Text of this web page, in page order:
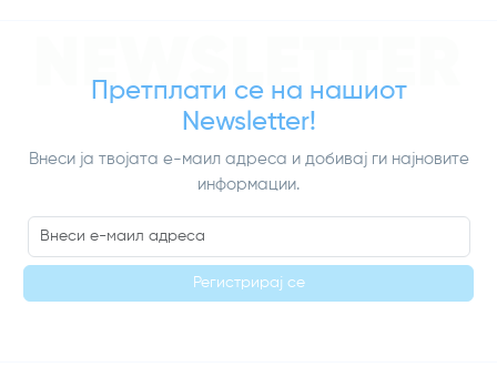
NEWSLETTER
Претплати се на нашиот
Newsletter!
Внеси ја твојата е-маил адреса и добивај ги најновите
информации.
Регистрирај се